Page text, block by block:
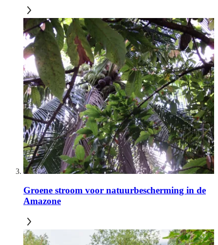
Groene stroom voor natuurbescherming in de
Amazone